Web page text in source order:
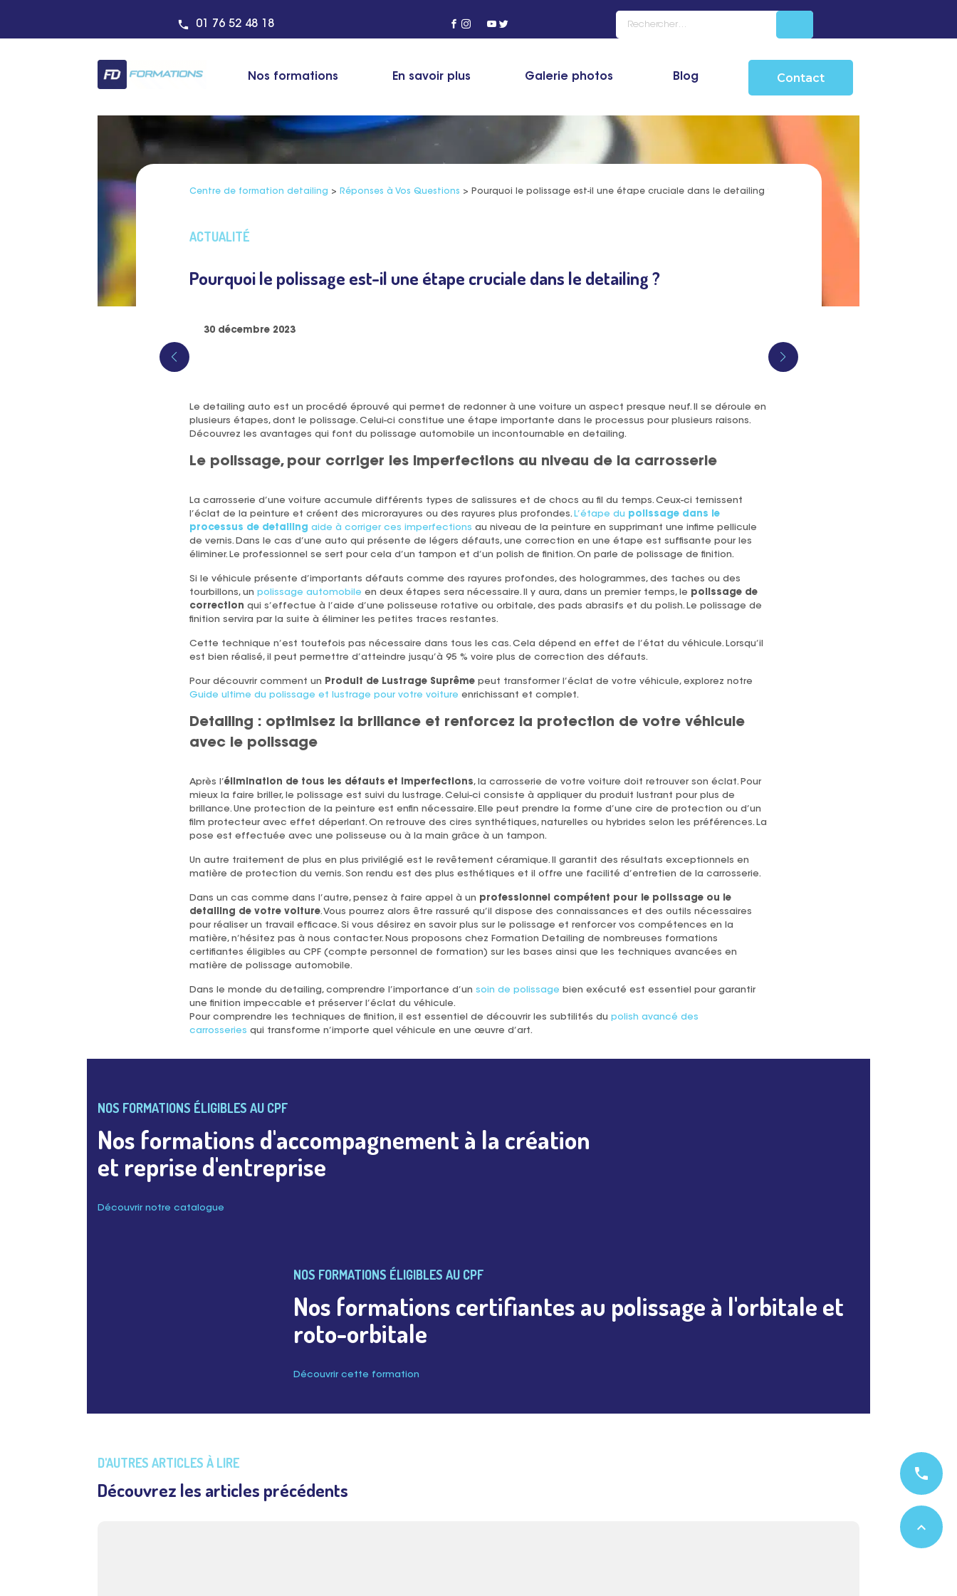
01 76 52 48 18
Nos formations En savoir plus Galerie photos Blog Contact
Centre de formation detailing > Réponses à Vos Questions > Pourquoi le polissage est-il une étape cruciale dans le detailing ?
ACTUALITÉ
Pourquoi le polissage est-il une étape cruciale dans le detailing ?
30 décembre 2023
Le detailing auto est un procédé éprouvé qui permet de redonner à une voiture un aspect presque neuf. Il se déroule en
plusieurs étapes, dont le polissage. Celui-ci constitue une étape importante dans le processus pour plusieurs raisons.
Découvrez les avantages qui font du polissage automobile un incontournable en detailing.
Le polissage, pour corriger les imperfections au niveau de la carrosserie
La carrosserie d’une voiture accumule différents types de salissures et de chocs au fil du temps. Ceux-ci ternissent
l’éclat de la peinture et créent des microrayures ou des rayures plus profondes. L’étape du polissage dans le
processus de detailing aide à corriger ces imperfections au niveau de la peinture en supprimant une infime pellicule
de vernis. Dans le cas d’une auto qui présente de légers défauts, une correction en une étape est suffisante pour les
éliminer. Le professionnel se sert pour cela d’un tampon et d’un polish de finition. On parle de polissage de finition.
Si le véhicule présente d’importants défauts comme des rayures profondes, des hologrammes, des taches ou des
tourbillons, un polissage automobile en deux étapes sera nécessaire. Il y aura, dans un premier temps, le polissage de
correction qui s’effectue à l’aide d’une polisseuse rotative ou orbitale, des pads abrasifs et du polish. Le polissage de
finition servira par la suite à éliminer les petites traces restantes.
Cette technique n’est toutefois pas nécessaire dans tous les cas. Cela dépend en effet de l’état du véhicule. Lorsqu’il
est bien réalisé, il peut permettre d’atteindre jusqu’à 95 % voire plus de correction des défauts.
Pour découvrir comment un Produit de Lustrage Suprêmepeut transformer l’éclat de votre véhicule, explorez notre
Guide ultime du polissage et lustrage pour votre voiture enrichissant et complet.
Detailing : optimisez la brillance et renforcez la protection de votre véhicule
avec le polissage
Après l’élimination de tous les défauts et imperfections, la carrosserie de votre voiture doit retrouver son éclat. Pour
mieux la faire briller, le polissage est suivi du lustrage. Celui-ci consiste à appliquer du produit lustrant pour plus de
brillance. Une protection de la peinture est enfin nécessaire. Elle peut prendre la forme d’une cire de protection ou d’un
film protecteur avec effet déperlant. On retrouve des cires synthétiques, naturelles ou hybrides selon les préférences. La
pose est effectuée avec une polisseuse ou à la main grâce à un tampon.
Un autre traitement de plus en plus privilégié est le revêtement céramique. Il garantit des résultats exceptionnels en
matière de protection du vernis. Son rendu est des plus esthétiques et il offre une facilité d’entretien de la carrosserie.
Dans un cas comme dans l’autre, pensez à faire appel à un professionnel compétent pour le polissage ou le
detailing de votre voiture. Vous pourrez alors être rassuré qu’il dispose des connaissances et des outils nécessaires
pour réaliser un travail efficace. Si vous désirez en savoir plus sur le polissage et renforcer vos compétences en la
matière, n’hésitez pas à nous contacter. Nous proposons chez Formation Detailing de nombreuses formations
certifiantes éligibles au CPF (compte personnel de formation) sur les bases ainsi que les techniques avancées en
matière de polissage automobile.
Dans le monde du detailing, comprendre l’importance d’un soin de polissage bien exécuté est essentiel pour garantir
une finition impeccable et préserver l’éclat du véhicule.
Pour comprendre les techniques de finition, il est essentiel de découvrir les subtilités du polish avancé des
carrosseries qui transforme n’importe quel véhicule en une œuvre d’art.
NOS FORMATIONS ÉLIGIBLES AU CPF
Nos formations d'accompagnement à la création
et reprise d'entreprise
Découvrir notre catalogue
NOS FORMATIONS ÉLIGIBLES AU CPF
Nos formations certifiantes au polissage à l'orbitale et
roto-orbitale
Découvrir cette formation
D'AUTRES ARTICLES À LIRE
Découvrez les articles précédents
phone
expand_less